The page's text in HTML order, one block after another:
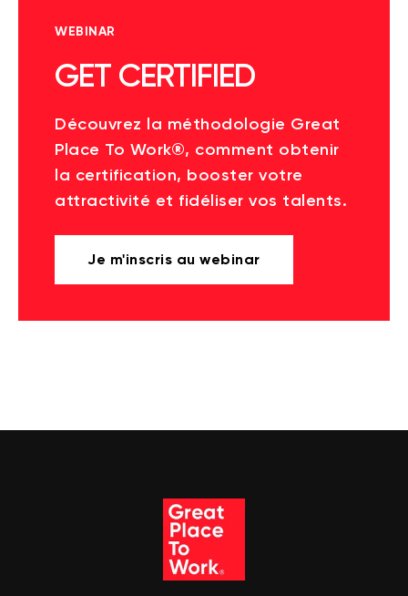
WEBINAR
GET CERTIFIED
Découvrez la méthodologie Great
Place To Work®, comment obtenir
la certification, booster votre
attractivité et fidéliser vos talents.
Je m'inscris au webinar